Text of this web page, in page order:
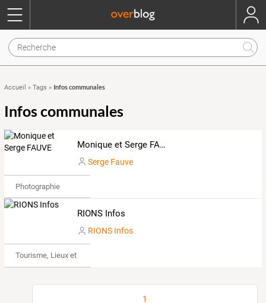
Accueil » Tags » Infos communales
Infos communales
Monique et Serge FAUVE
Serge Fauve
Photographie
RIONS Infos
RIONS Infos
Tourisme, Lieux et Événements
1